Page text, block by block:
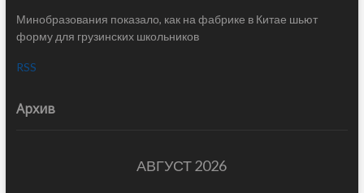
Минобразования показало, как на фабрике в Китае шьют
форму для грузинских школьников
RSS
Архив
АВГУСТ 2026